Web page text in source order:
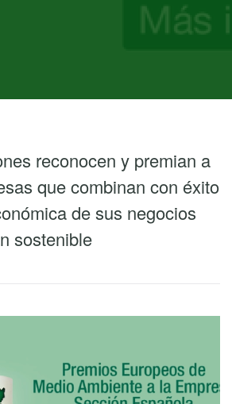
reconocen y premian a
que combinan con éxito
de sus negocios
sostenible